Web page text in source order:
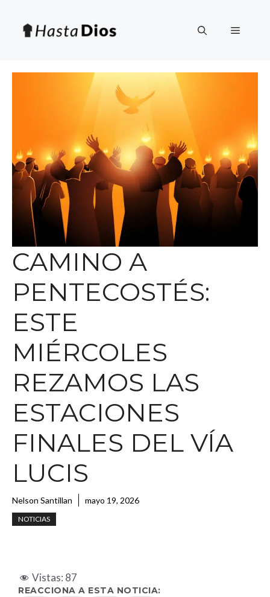
contenido
Menú
CAMINO A
PENTECOSTÉS:
ESTE
MIÉRCOLES
REZAMOS LAS
ESTACIONES
FINALES DEL VÍA
LUCIS
Nelson Santillan mayo 19, 2026
NOTICIAS
Vistas: 87
REACCIONA A ESTA NOTICIA: